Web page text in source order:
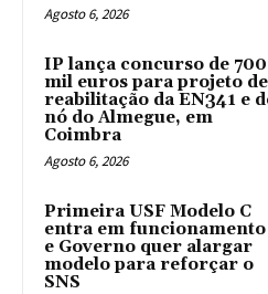
Agosto 6, 2026
IP lança concurso de 700
mil euros para projeto de
reabilitação da EN341 e
nó do Almegue, em
Coimbra
Agosto 6, 2026
Primeira USF Modelo C
entra em funcionamento
e Governo quer alargar
modelo para reforçar o
SNS